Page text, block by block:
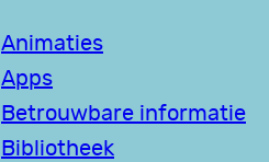
Animaties
Apps
Betrouwbare informatie
Bibliotheek